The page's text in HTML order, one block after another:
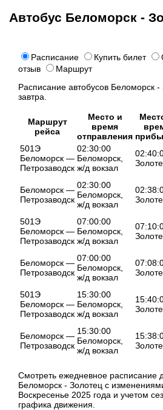
Автобус Беломорск -
Расписание Купить билет
отзыв
Маршрут
Расписание автобусов Беломорск -
завтра.
Маршрут
рейса
Место и
время
отправления
501Э
Беломорск —
Петрозаводск
02:30:00
Беломорск,
ж/д вокзал
Беломорск —
Петрозаводск
02:30:00
Беломорск,
ж/д вокзал
501Э
Беломорск —
Петрозаводск
07:00:00
Беломорск,
ж/д вокзал
Беломорск —
Петрозаводск
07:00:00
Беломорск,
ж/д вокзал
501Э
Беломорск —
Петрозаводск
15:30:00
Беломорск,
ж/д вокзал
Беломорск —
Петрозаводск
15:30:00
Беломорск,
ж/д вокзал
Смотреть ежедневное расписание
Беломорск - Золотец с
Воскресенье 2025 года и учетом
графика движения.